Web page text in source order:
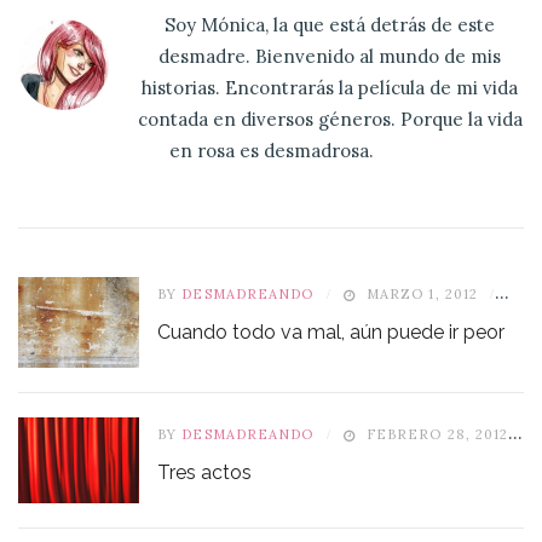
Soy Mónica, la que está detrás de este
desmadre. Bienvenido al mundo de mis
historias. Encontrarás la película de mi vida
contada en diversos géneros. Porque la vida
en rosa es desmadrosa.
BY DESMADREANDO MARZO 1, 2012
Cuando todo va mal, aún puede ir peor
BY DESMADREANDO FEBRERO 28, 2012
Tres actos